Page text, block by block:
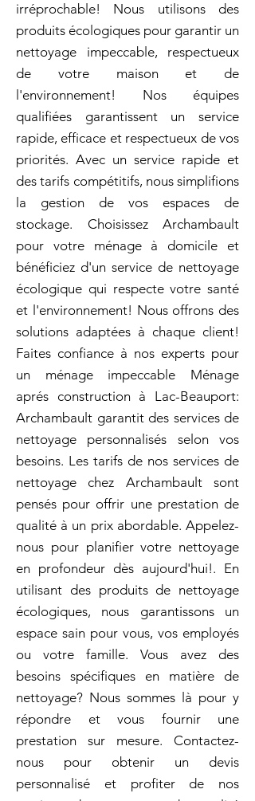
irréprochable! Nous utilisons des
produits écologiques pour garantir un
nettoyage impeccable, respectueux
de votre maison et de
l'environnement! Nos équipes
qualifiées garantissent un service
rapide, efficace et respectueux de vos
priorités. Avec un service rapide et
des tarifs compétitifs, nous simplifions
la gestion de vos espaces de
stockage. Choisissez Archambault
pour votre ménage à domicile et
bénéficiez d'un service de nettoyage
écologique qui respecte votre santé
et l'environnement! Nous offrons des
solutions adaptées à chaque client!
Faites confiance à nos experts pour
un ménage impeccable Ménage
aprés construction à Lac-Beauport:
Archambault garantit des services de
nettoyage personnalisés selon vos
besoins. Les tarifs de nos services de
nettoyage chez Archambault sont
pensés pour offrir une prestation de
qualité à un prix abordable. Appelez-
nous pour planifier votre nettoyage
en profondeur dès aujourd'hui!. En
utilisant des produits de nettoyage
écologiques, nous garantissons un
espace sain pour vous, vos employés
ou votre famille. Vous avez des
besoins spécifiques en matière de
nettoyage? Nous sommes là pour y
répondre et vous fournir une
prestation sur mesure. Contactez-
nous pour obtenir un devis
personnalisé et profiter de nos